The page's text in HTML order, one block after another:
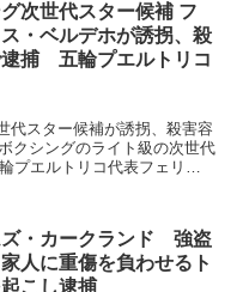
次世代スター候補 フ
・ベルデホが誘拐、殺
捕 五輪プエルトリコ
スター候補が誘拐、殺害容
クシングのライト級の次世代
プエルトリコ代表フェリッ
ズ・カークランド 強盗
人に重傷を負わせるト
こし逮捕